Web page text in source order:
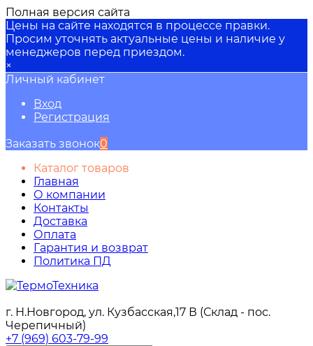
Полная версия сайта
Цены на сайте находятся в процессе правки.
Просим уточнять актуальные цены и наличие у
менеджеров перед приездом.
×
Личный кабинет
Вход
Регистрация
Заказать звонок0
Каталог товаров
Главная
О компании
Контакты
Доставка
Оплата
Гарантия и возврат
Политика ПД
г. Н.Новгород, ул. Кузбасская,17 В (Склад - пос.
Черепичный)
+7 (969) 603-79-99